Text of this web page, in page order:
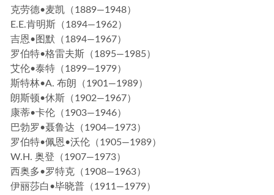
克劳德•麦凯（1889—1948）
E.E.肯明斯（1894—1962）
吉恩•图默（1894—1967）
罗伯特•格雷夫斯（1895—1985）
艾伦•泰特（1899—1979）
斯特林•A. 布朗（1901—1989）
朗斯顿•休斯（1902—1967）
康蒂•卡伦（1903—1946）
巴勃罗•聂鲁达（1904—1973）
罗伯特•佩恩•沃伦（1905—1989）
W.H. 奥登（1907—1973）
西奥多•罗特克（1908—1963）
伊丽莎白•毕晓普（1911—1979）